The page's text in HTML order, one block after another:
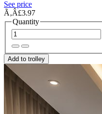
See price
Ã‚Â£3.97
Quantity
Add to trolley